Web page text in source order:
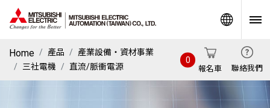
Home 產品
產業設備・資材事業
三社電機
直流/脈衝電源 報名車
0
聯絡我們